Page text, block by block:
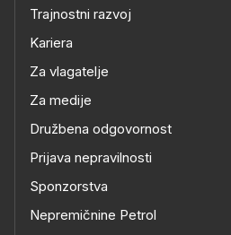
Trajnostni razvoj
Kariera
Za vlagatelje
Za medije
Družbena odgovornost
Prijava nepravilnosti
Sponzorstva
Nepremičnine Petrol